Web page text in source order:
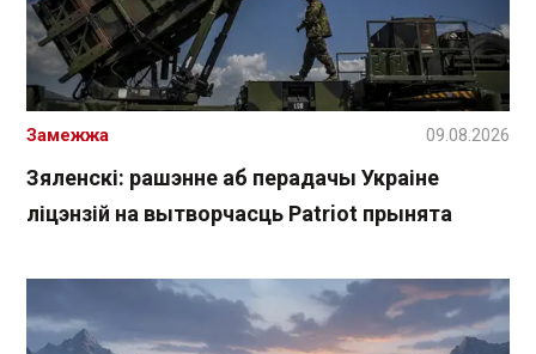
Зяленскі: рашэнне аб перадачы Украіне
ліцэнзій на вытворчасць Patriot прынята
Замежжа 09.08.2026